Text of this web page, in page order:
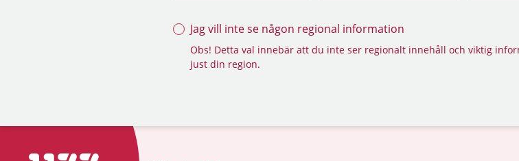
Jag vill inte se någon regional information
Obs! Detta val innebär att du inte ser regionalt innehåll och viktig
just din region.